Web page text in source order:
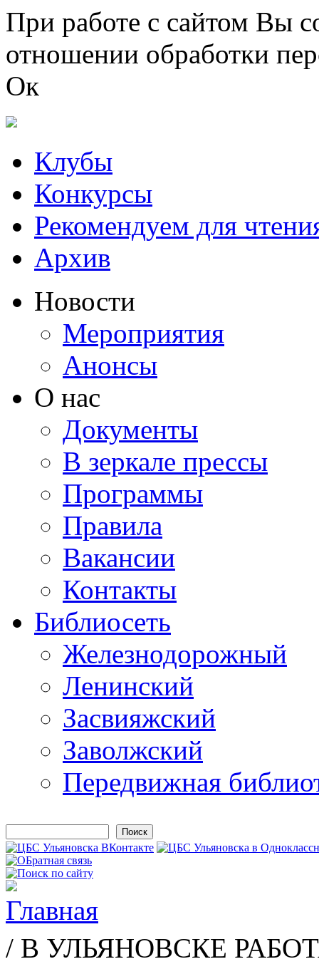
Перейти к основному содержанию
При работе с сайтом Вы
отношении обработки
Ок
Клубы
Конкурсы
Рекомендуем для
Архив
Новости
Мероприятия
Анонсы
О нас
Документы
В зеркале прессы
Программы
Правила
Вакансии
Контакты
Библиосеть
Железнодорожный
Ленинский
Засвияжский
Заволжский
Передвижная
Форма поиска
Вы здесь
Главная
/ В УЛЬЯНОВСКЕ